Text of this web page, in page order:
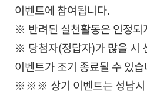
이벤트에 참여됩니다.
※ 반려된 실천활동은 인정되
※ 당첨자(정답자)가 많을 시
이벤트가 조기 종료될 수 있
※※※ 상기 이벤트는 성남